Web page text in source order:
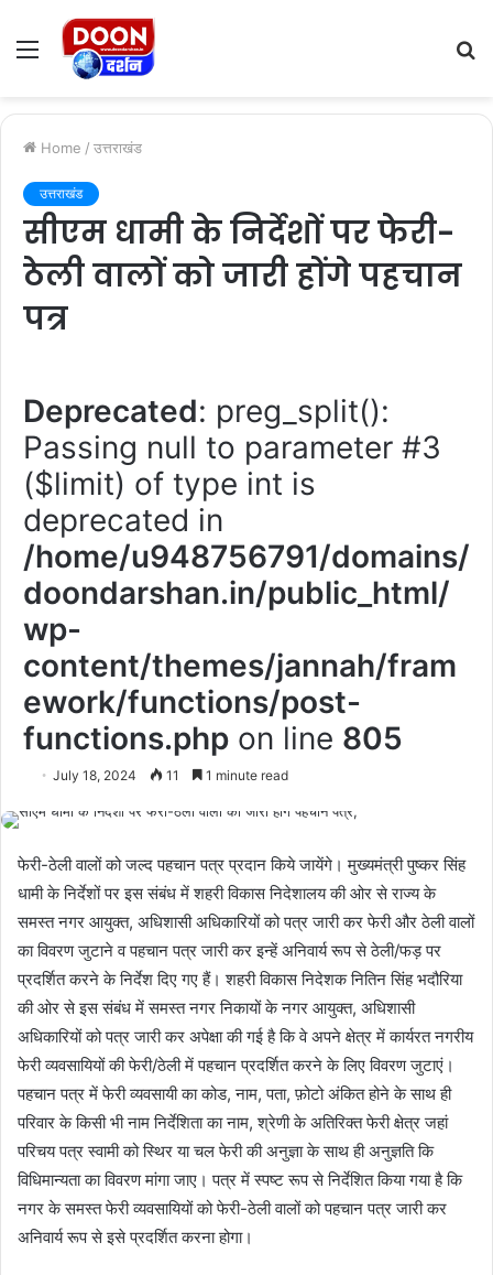
Menu
Home / उत्तराखंड
उत्तराखंड
सीएम धामी के निर्देशों पर फेरी-
ठेली वालों को जारी होंगे पहचान
पत्र
Deprecated: preg_split():
Passing null to parameter #3
($limit) of type int is
deprecated in
/home/u948756791/domains/
doondarshan.in/public_html/
wp-
content/themes/jannah/fram
ework/functions/post-
functions.php on line 805
July 18, 2024 11 1 minute read
फेरी-ठेली वालों को जल्द पहचान पत्र प्रदान किये जायेंगे। मुख्यमंत्री पुष्कर सिंह
धामी के निर्देशों पर इस संबंध में शहरी विकास निदेशालय की ओर से राज्य के
समस्त नगर आयुक्त, अधिशासी अधिकारियों को पत्र जारी कर फेरी और ठेली वालों
का विवरण जुटाने व पहचान पत्र जारी कर इन्हें अनिवार्य रूप से ठेली/फड़ पर
प्रदर्शित करने के निर्देश दिए गए हैं। शहरी विकास निदेशक नितिन सिंह भदौरिया
की ओर से इस संबंध में समस्त नगर निकायों के नगर आयुक्त, अधिशासी
अधिकारियों को पत्र जारी कर अपेक्षा की गई है कि वे अपने क्षेत्र में कार्यरत नगरीय
फेरी व्यवसायियों की फेरी/ठेली में पहचान प्रदर्शित करने के लिए विवरण जुटाएं।
पहचान पत्र में फेरी व्यवसायी का कोड, नाम, पता, फ़ोटो अंकित होने के साथ ही
परिवार के किसी भी नाम निर्देशिता का नाम, श्रेणी के अतिरिक्त फेरी क्षेत्र जहां
परिचय पत्र स्वामी को स्थिर या चल फेरी की अनुज्ञा के साथ ही अनुज्ञति कि
विधिमान्यता का विवरण मांगा जाए। पत्र में स्पष्ट रूप से निर्देशित किया गया है कि
नगर के समस्त फेरी व्यवसायियों को फेरी-ठेली वालों को पहचान पत्र जारी कर
अनिवार्य रूप से इसे प्रदर्शित करना होगा।